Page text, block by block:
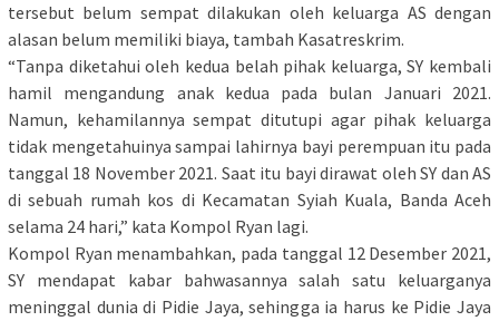
tersebut belum sempat dilakukan oleh keluarga AS dengan
alasan belum memiliki biaya, tambah Kasatreskrim.
“Tanpa diketahui oleh kedua belah pihak keluarga, SY kembali
hamil mengandung anak kedua pada bulan Januari 2021.
Namun, kehamilannya sempat ditutupi agar pihak keluarga
tidak mengetahuinya sampai lahirnya bayi perempuan itu pada
tanggal 18 November 2021. Saat itu bayi dirawat oleh SY dan AS
di sebuah rumah kos di Kecamatan Syiah Kuala, Banda Aceh
selama 24 hari,” kata Kompol Ryan lagi.
Kompol Ryan menambahkan, pada tanggal 12 Desember 2021,
SY mendapat kabar bahwasannya salah satu keluarganya
meninggal dunia di Pidie Jaya, sehingga ia harus ke Pidie Jaya